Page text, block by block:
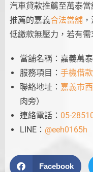
汽車貸款推薦至萬泰
推薦的嘉義合法當舖，
低繳款無壓力，若有需
當舖名稱：嘉義萬
服務項目： 手機借款
聯絡地址： 嘉義市
肉旁）
連絡電話： 05-
LINE： @eeh0165h
Facebook